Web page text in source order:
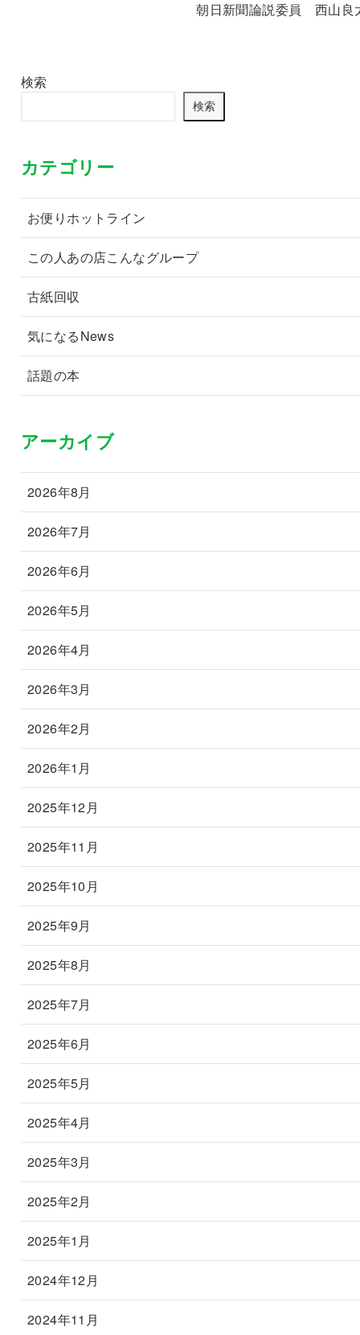
朝日新聞論説委員 西山良
検索
検索
カテゴリー
お便りホットライン
この人あの店こんなグループ
古紙回収
気になるNews
話題の本
アーカイブ
2026年8月
2026年7月
2026年6月
2026年5月
2026年4月
2026年3月
2026年2月
2026年1月
2025年12月
2025年11月
2025年10月
2025年9月
2025年8月
2025年7月
2025年6月
2025年5月
2025年4月
2025年3月
2025年2月
2025年1月
2024年12月
2024年11月